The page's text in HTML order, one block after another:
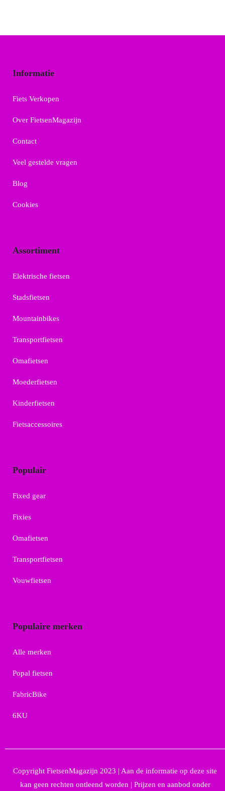
Informatie
Fiets Verkopen
Over FietsenMagazijn
Contact
Veel gestelde vragen
Blog
Cookies
Assortiment
Elektrische fietsen
Stadsfietsen
Mountainbikes
Transportfietsen
Omafietsen
Moederfietsen
Kinderfietsen
Fietsaccessoires
Populair
Fixed gear
Fixies
Omafietsen
Transportfietsen
Vouwfietsen
Populaire merken
Alle merken
Popal fietsen
FabricBike
6KU
Copyright FietsenMagazijn 2023 | Aan de informatie op deze site
kan geen rechten ontleend worden | Prijzen en aanbod onder